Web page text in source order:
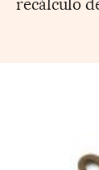
recálculo